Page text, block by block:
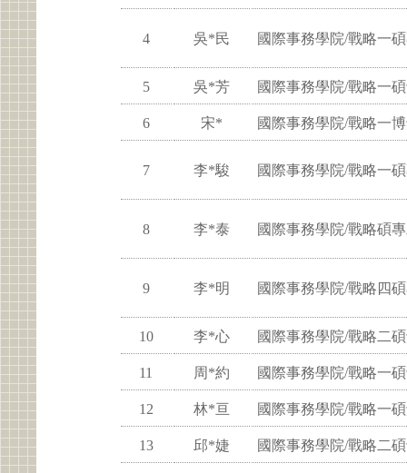
4 吳*民 國際事務學院/戰略一
5 吳*芳 國際事務學院/戰略一
6 宋* 國際事務學院/戰略一
7 李*駿 國際事務學院/戰略一
8 李*泰 國際事務學院/戰略碩
9 李*明 國際事務學院/戰略四
10 李*心 國際事務學院/戰略二
11 周*約 國際事務學院/戰略一
12 林*亘 國際事務學院/戰略一
13 邱*婕 國際事務學院/戰略二